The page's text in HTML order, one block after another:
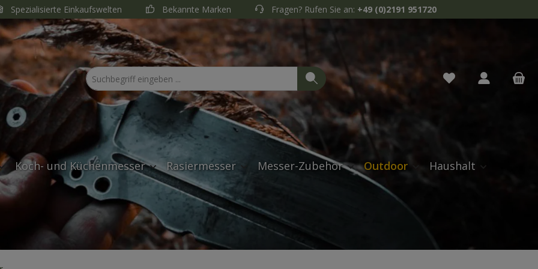
Spezialisierte Einkaufswelten Bekannte Marken Fragen? Rufen Sie an: +49 (0)2191 951720
Koch- und Küchenmesser Rasiermesser Messer-Zubehör Outdoor Haushalt